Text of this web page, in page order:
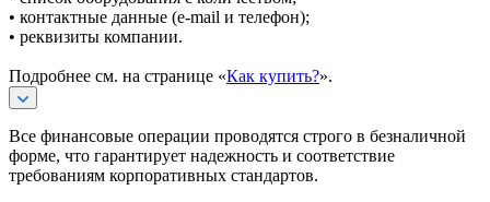
• контактные данные (e-mail и телефон);
• реквизиты компании.
Подробнее см. на странице «Как купить?».
Все финансовые операции проводятся строго в безналичной
форме, что гарантирует надежность и соответствие
требованиям корпоративных стандартов.